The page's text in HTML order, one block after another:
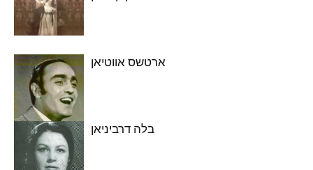
ארטשס אווטיאן
בלה דרביניאן